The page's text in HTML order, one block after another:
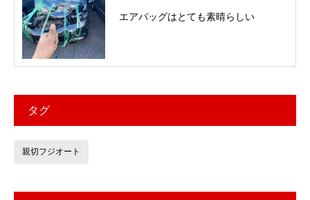
エアバッグはとても素晴らしい
タグ
親切フジオート